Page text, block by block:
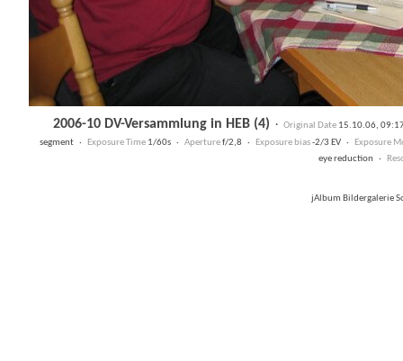
2006-10 DV-Versammlung in HEB (4) · Original Date15.10.06,
segment · Exposure Time 1/60s · Aperturef/2,8 · Exposure bias-2/3 EV · Exposure
eye reduction ·
jAlbum Bildergalerie